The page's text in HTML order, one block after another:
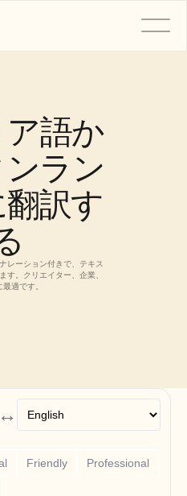
語か
ラン
翻訳す
レーション付きで、テキス
す。クリエイター、企業、
適です。
↔
Friendly
Professional